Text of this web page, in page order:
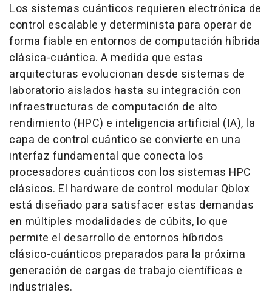
Los sistemas cuánticos requieren electrónica de
control escalable y determinista para operar de
forma fiable en entornos de computación híbrida
clásica-cuántica. A medida que estas
arquitecturas evolucionan desde sistemas de
laboratorio aislados hasta su integración con
infraestructuras de computación de alto
rendimiento (HPC) e inteligencia artificial (IA), la
capa de control cuántico se convierte en una
interfaz fundamental que conecta los
procesadores cuánticos con los sistemas HPC
clásicos. El hardware de control modular Qblox
está diseñado para satisfacer estas demandas
en múltiples modalidades de cúbits, lo que
permite el desarrollo de entornos híbridos
clásico-cuánticos preparados para la próxima
generación de cargas de trabajo científicas e
industriales.